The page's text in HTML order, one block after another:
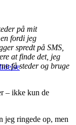
på mit
fordi jeg
spredt på SMS,
at finde det, jeg
få steder og bruge
– ikke kun de
jeg ringede op, men